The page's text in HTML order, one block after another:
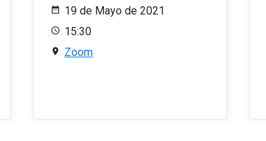
19 de Mayo de 2021
15:30
Zoom